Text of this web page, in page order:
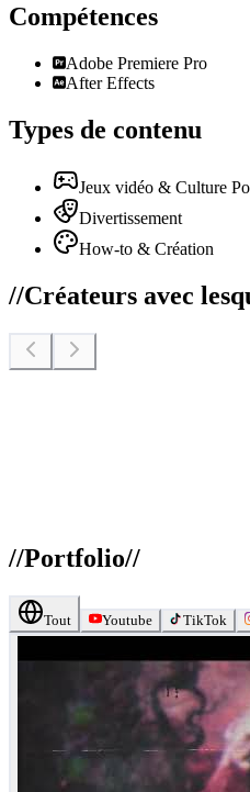
Compétences
Adobe Premiere Pro
After Effects
Types de contenu
Jeux vidéo & Culture
Divertissement
How-to & Création
//Créateurs avec
//Portfolio//
Tout Youtube TikTok